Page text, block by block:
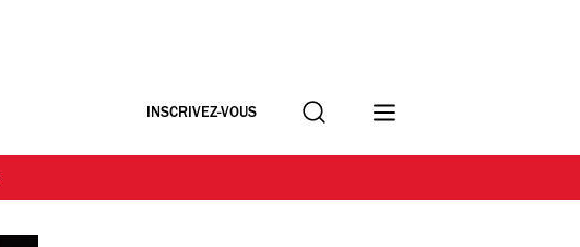
INSCRIVEZ-VOUS Recherche